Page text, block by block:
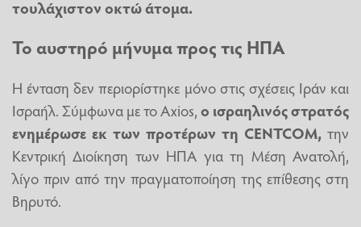
τουλάχιστον οκτώ άτομα.
Το αυστηρό μήνυμα προς τις ΗΠΑ
Η ένταση δεν περιορίστηκε μόνο στις σχέσεις Ιράν και
Ισραήλ. Σύμφωνα με το Axios,ο ισραηλινός στρατός
ενημέρωσε εκ των προτέρων τη CENTCOM, την
Κεντρική Διοίκηση των ΗΠΑ για τη Μέση Ανατολή,
λίγο πριν από την πραγματοποίηση της επίθεσης στη
Βηρυτό.